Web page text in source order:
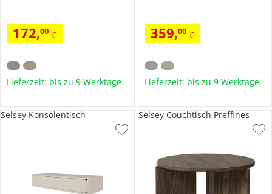
172,00 €
Lieferzeit: bis zu 9 Werktage
359,00 €
Lieferzeit: bis zu 9 Werktage
Selsey Konsolentisch Selsey Couchtisch Preffines